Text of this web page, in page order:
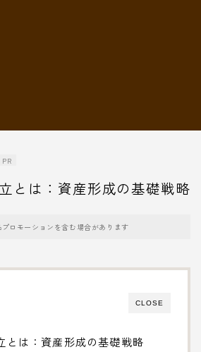
PR
とは：資産形成の基礎戦略
ロモーションを含む場合があります
CLOSE
とは：資産形成の基礎戦略